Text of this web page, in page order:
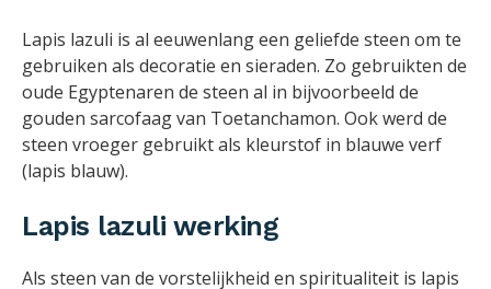
Lapis lazuli is al eeuwenlang een geliefde steen om te
gebruiken als decoratie en sieraden. Zo gebruikten de
oude Egyptenaren de steen al in bijvoorbeeld de
gouden sarcofaag van Toetanchamon. Ook werd de
steen vroeger gebruikt als kleurstof in blauwe verf
(lapis blauw).
Lapis lazuli werking
Als steen van de vorstelijkheid en spiritualiteit is lapis